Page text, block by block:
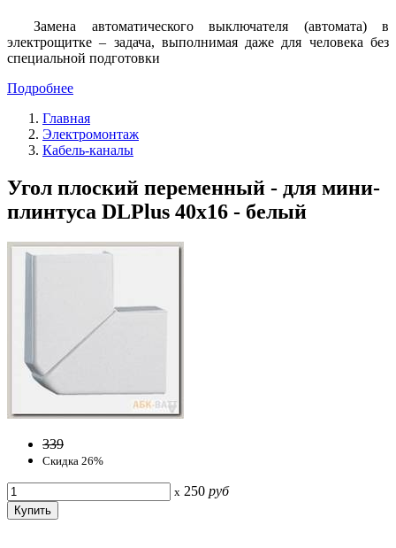
Замена автоматического выключателя (автомата) в
электрощитке – задача, выполнимая даже для человека без
специальной подготовки
Подробнее
Главная
Электромонтаж
Кабель-каналы
Угол плоский переменный - для мини-
плинтуса DLPlus 40x16 - белый
339
Скидка 26%
x 250 руб